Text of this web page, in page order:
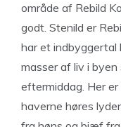
område af Rebild
godt. Stenild er
har et indbyggertal
masser af liv i
eftermiddag. Her
haverne høres